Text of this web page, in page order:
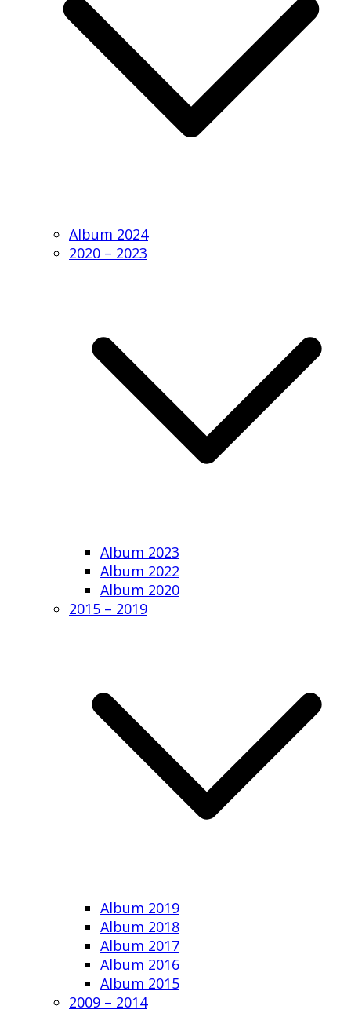
Album 2024
2020 – 2023
Album 2023
Album 2022
Album 2020
2015 – 2019
Album 2019
Album 2018
Album 2017
Album 2016
Album 2015
2009 – 2014